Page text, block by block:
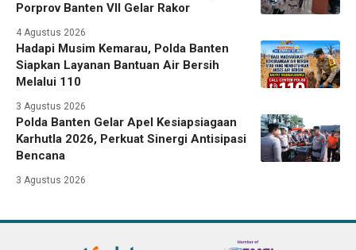
Porprov Banten VII Gelar Rakor
4 Agustus 2026
Hadapi Musim Kemarau, Polda Banten
Siapkan Layanan Bantuan Air Bersih
Melalui 110
3 Agustus 2026
Polda Banten Gelar Apel Kesiapsiagaan
Karhutla 2026, Perkuat Sinergi Antisipasi
Bencana
3 Agustus 2026